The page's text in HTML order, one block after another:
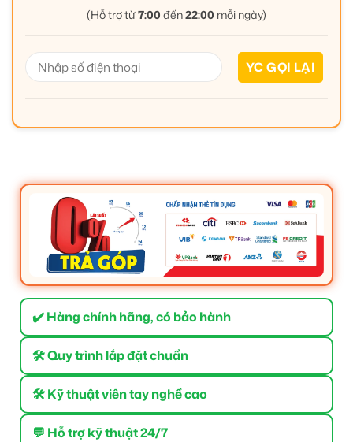
(Hỗ trợ từ7:00 đến22:00 mỗi ngày)
✔️ Hàng chính hãng, có bảo hành
🛠 Quy trình lắp đặt chuẩn
🛠 Kỹ thuật viên tay nghề cao
💬 Hỗ trợ kỹ thuật 24/7